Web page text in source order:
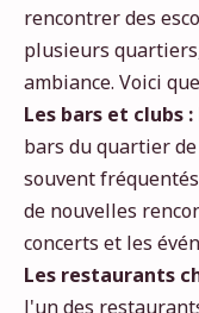
rencontrer des
plusieurs
ambiance. Voici
Les bars et clubs :
bars du quartier
souvent
de nouvelles
concerts et les
Les restaurants
l'un des